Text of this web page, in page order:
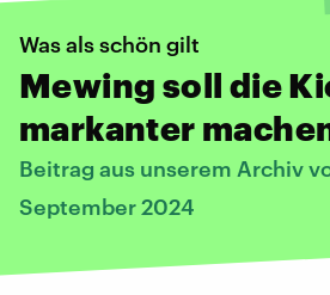
Was als schön gilt
Mewing soll die
markanter
Beitrag aus unserem Archiv
September 2024